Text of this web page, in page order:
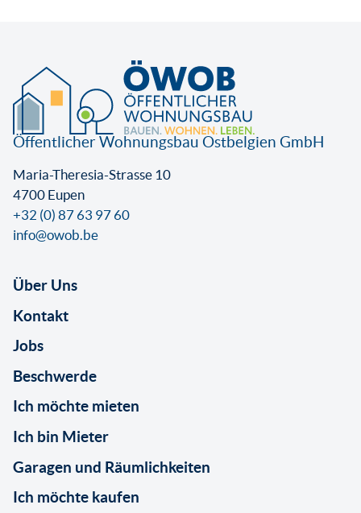
Öffentlicher Wohnungsbau Ostbelgien GmbH
Maria-Theresia-Strasse 10
4700 Eupen
+32 (0) 87 63 97 60
info@owob.be
Über Uns
Kontakt
Jobs
Beschwerde
Ich möchte mieten
Ich bin Mieter
Garagen und Räumlichkeiten
Ich möchte kaufen